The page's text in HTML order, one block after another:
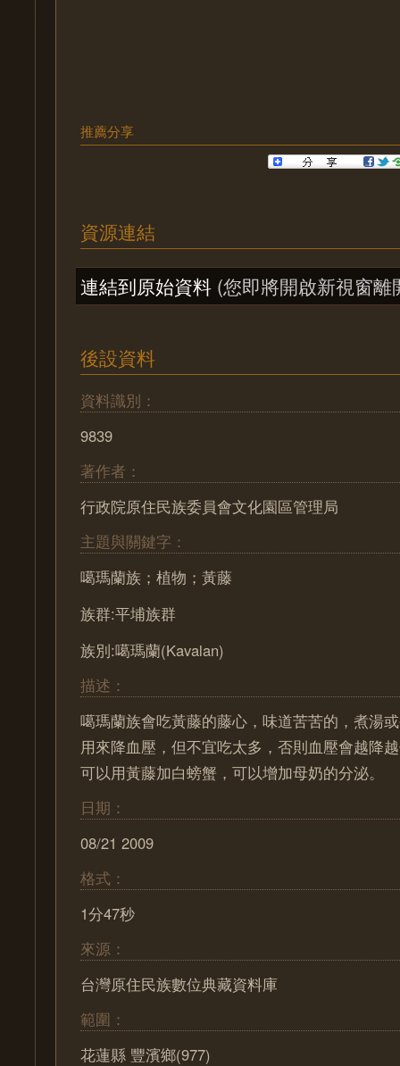
推薦分享
資源連結
連結到原始資料 (您即將開啟新視窗離
後設資料
資料識別：
9839
著作者：
行政院原住民族委員會文化園區管理局
主題與關鍵字：
噶瑪蘭族；植物；黃藤
族群:平埔族群
族別:噶瑪蘭(Kavalan)
描述：
噶瑪蘭族會吃黃藤的藤心，味道苦苦的，煮湯
用來降血壓，但不宜吃太多，否則血壓會越降
可以用黃藤加白螃蟹，可以增加母奶的分泌。
日期：
08/21 2009
格式：
1分47秒
來源：
台灣原住民族數位典藏資料庫
範圍：
花蓮縣 豐濱鄉(977)